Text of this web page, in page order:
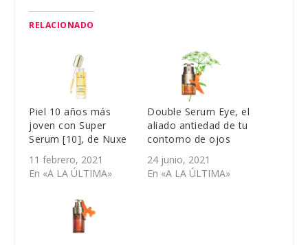
RELACIONADO
Piel 10 años más
joven con Super
Serum [10], de Nuxe
11 febrero, 2021
En «A LA ÚLTIMA»
Double Serum Eye, el
aliado antiedad de tu
contorno de ojos
24 junio, 2021
En «A LA ÚLTIMA»